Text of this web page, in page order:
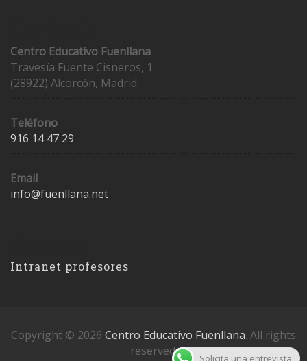
Centro Educativo Fuenllana
Travesía Fuente Cisneros, 1.
(28922) Alcorcón, Madrid.
Teléfono
916 14 47 29
Email
info@fuenllana.net
Intranet profesores
Copyright © 2026 Centro Educativo Fuenllana. All rights
reserved.
Solicita una entrevista